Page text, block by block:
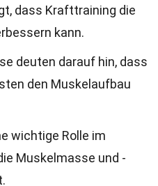
dass Krafttraining die
kann.
deuten darauf hin, dass
den Muskelaufbau
wichtige Rolle im
Muskelmasse und -